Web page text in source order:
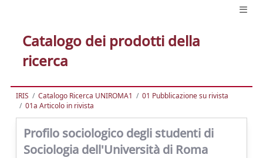
Catalogo dei prodotti della
ricerca
IRIS Catalogo Ricerca UNIROMA1
01 Pubblicazione su rivista
01a Articolo in rivista
Profilo sociologico degli studenti di
Sociologia dell'Università di Roma